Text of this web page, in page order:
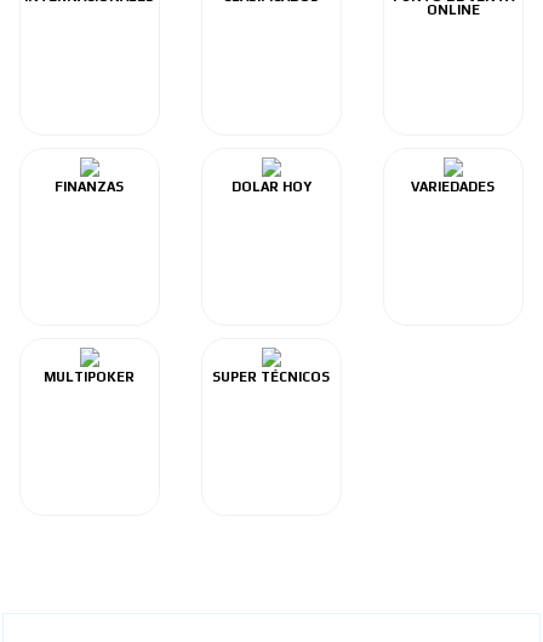
ONLINE
FINANZAS DOLAR HOY VARIEDADES
MULTIPOKER SUPER TÉCNICOS